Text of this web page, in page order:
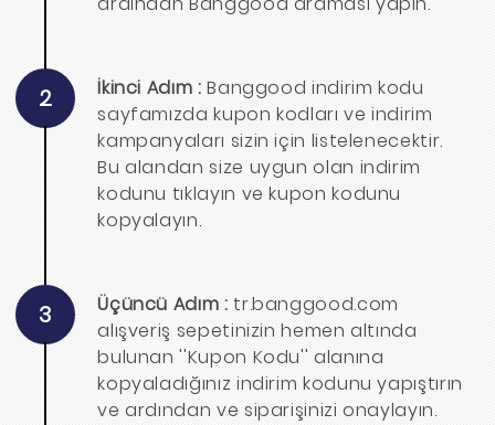
2 İkinci Adım : Banggood indirim kodu
sayfamızda kupon kodları ve indirim
kampanyaları sizin için listelenecektir.
Bu alandan size uygun olan indirim
kodunu tıklayın ve kupon kodunu
kopyalayın.
3 Üçüncü Adım : tr.banggood.com
alışveriş sepetinizin hemen altında
bulunan ''Kupon Kodu'' alanına
kopyaladığınız indirim kodunu yapıştırın
ve ardından ve siparişinizi onaylayın.